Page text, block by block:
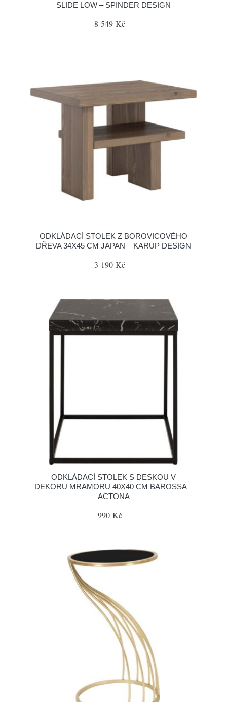
SLIDE LOW – SPINDER DESIGN
8 549 Kč
ODKLÁDACÍ STOLEK Z BOROVICOVÉHO
DŘEVA 34X45 CM JAPAN – KARUP DESIGN
3 190 Kč
ODKLÁDACÍ STOLEK S DESKOU V
DEKORU MRAMORU 40X40 CM BAROSSA –
ACTONA
990 Kč